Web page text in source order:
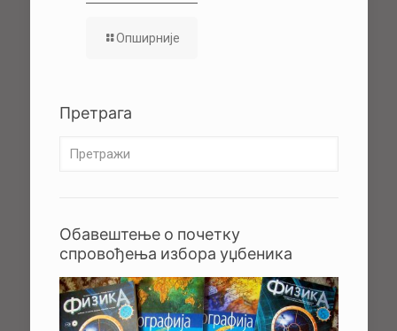
Опширније
Претрага
Обавештење о почетку
спровођења избора уџбеника